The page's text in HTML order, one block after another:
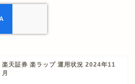
楽天証券 楽ラップ 運用状況 2024年11
月